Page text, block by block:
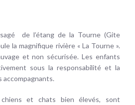
de l’étang de la Tourne (Gite
la magnifique rivière « La Tourne ».
et non sécurisée. Les enfants
sous la responsabilité et la
accompagnants.
et chats bien élevés, sont